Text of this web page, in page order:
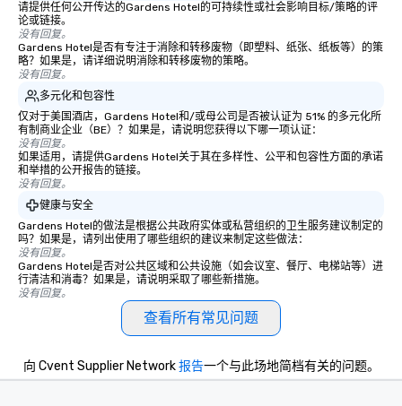
请提供任何公开传达的Gardens Hotel的可持续性或社会影响目标/策略的评
论或链接。
没有回复。
Gardens Hotel是否有专注于消除和转移废物（即塑料、纸张、纸板等）的策
略？如果是，请详细说明消除和转移废物的策略。
没有回复。
多元化和包容性
仅对于美国酒店，Gardens Hotel和/或母公司是否被认证为 51% 的多元化所
有制商业企业（BE）？如果是，请说明您获得以下哪一项认证：
没有回复。
如果适用，请提供Gardens Hotel关于其在多样性、公平和包容性方面的承诺
和举措的公开报告的链接。
没有回复。
健康与安全
Gardens Hotel的做法是根据公共政府实体或私营组织的卫生服务建议制定的
吗？如果是，请列出使用了哪些组织的建议来制定这些做法：
没有回复。
Gardens Hotel是否对公共区域和公共设施（如会议室、餐厅、电梯站等）进
行清洁和消毒？如果是，请说明采取了哪些新措施。
没有回复。
查看所有常见问题
向 Cvent Supplier Network报告一个与此场地简档有关的问题。